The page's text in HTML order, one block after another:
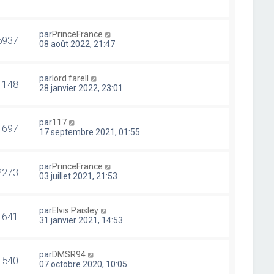
parPrinceFrance
08 août 2022, 21:47
parlord farell
28 janvier 2022, 23:01
par117
17 septembre 2021, 01:55
parPrinceFrance
03 juillet 2021, 21:53
parElvis Paisley
31 janvier 2021, 14:53
parDMSR94
07 octobre 2020, 10:05